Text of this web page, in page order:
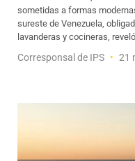
sometidas a formas
sureste de Venezuela,
lavanderas y cocineras,
Corresponsal de IPS 21